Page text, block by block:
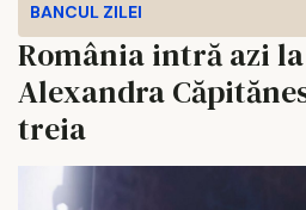
BANCUL ZILEI
România intră azi
Alexandra
treia